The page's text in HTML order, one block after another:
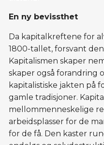
En ny bevissthet
Da kapitalkreftene for
1800-tallet, forsvant
Kapitalismen skaper
skaper også forandring
kapitalistiske jakten på
gamle tradisjoner.
mellommenneskelige
arbeidsplasser for de
for de få. Den kaster